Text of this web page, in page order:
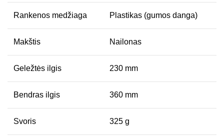
Rankenos medžiaga Plastikas (gumos danga)
Makštis Nailonas
Geležtės ilgis 230 mm
Bendras ilgis 360 mm
Svoris 325 g